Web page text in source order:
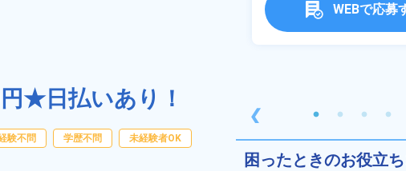
★日払いあり！
験不問 学歴不問 未経験者OK
❮
WEBで応募
困ったときのお役立